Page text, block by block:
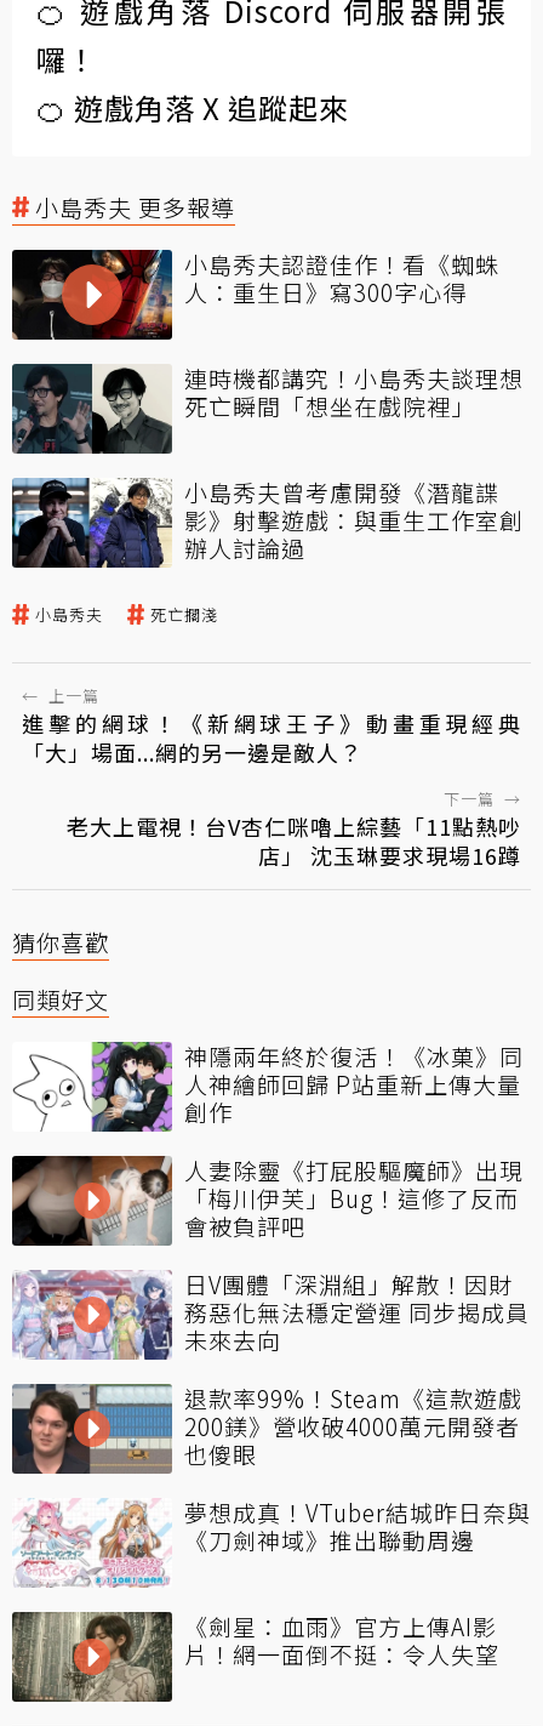
🍊 遊戲角落 Discord 伺服器開張
囉！
🍊 遊戲角落 X 追蹤起來
小島秀夫 更多報導
小島秀夫認證佳作！看《蜘蛛
人：重生日》寫300字心得
連時機都講究！小島秀夫談理想
死亡瞬間「想坐在戲院裡」
小島秀夫曾考慮開發《潛龍諜
影》射擊遊戲：與重生工作室創
辦人討論過
小島秀夫 死亡擱淺
← 上一篇
進擊的網球！《新網球王子》動畫重現經典
「大」場面...網的另一邊是敵人？
下一篇 →
老大上電視！台V杏仁咪嚕上綜藝「11點熱吵
店」 沈玉琳要求現場16蹲
猜你喜歡
同類好文
神隱兩年終於復活！《冰菓》同
人神繪師回歸 P站重新上傳大量
創作
人妻除靈《打屁股驅魔師》出現
「梅川伊芙」Bug！這修了反而
會被負評吧
日V團體「深淵組」解散！因財
務惡化無法穩定營運 同步揭成員
未來去向
退款率99%！Steam《這款遊戲
200鎂》營收破4000萬元開發者
也傻眼
夢想成真！VTuber結城昨日奈與
《刀劍神域》推出聯動周邊
《劍星：血雨》官方上傳AI影
片！網一面倒不挺：令人失望